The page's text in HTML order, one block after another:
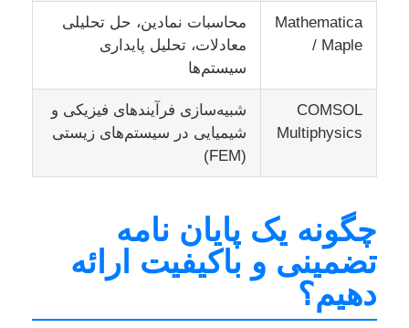
Mathematica
/ Maple
محاسبات نمادین، حل تحلیلی
معادلات، تحلیل پایداری
سیستم‌ها
COMSOL
Multiphysics
شبیه‌سازی فرآیندهای فیزیکی و
شیمیایی در سیستم‌های زیستی
(FEM)
چگونه یک پایان نامه
تضمینی و باکیفیت ارائه
دهیم؟